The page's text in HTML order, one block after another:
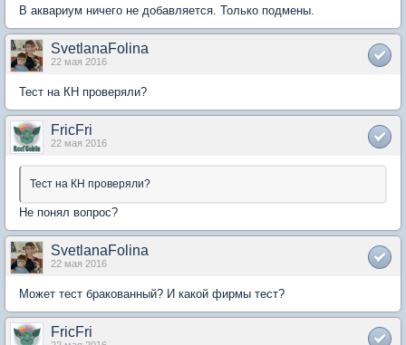
В аквариум ничего не добавляется. Только подмены.
SvetlanaFolina
22 мая 2016
Тест на КН проверяли?
FricFri
22 мая 2016
Тест на КН проверяли?
Не понял вопрос?
SvetlanaFolina
22 мая 2016
Может тест бракованный? И какой фирмы тест?
FricFri